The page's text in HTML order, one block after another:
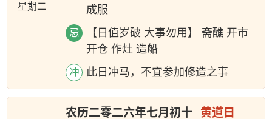
星期二
成服
忌
【日值岁破 大事勿用】 斋醮 开市
开仓 作灶 造船
冲 此日冲马，不宜参加修造之事
农历二零二六年七月初十 黄道日